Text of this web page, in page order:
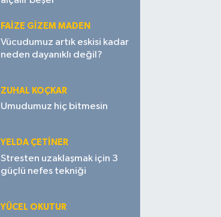
FAIZE GIZEM MADEN
Vücudumuz artık eskisi kadar
neden dayanıklı değil?
ZUHAL KOÇKAR
Umudumuz hiç bitmesin
YELDA ÇETİNER
Stresten uzaklaşmak için 3
güçlü nefes tekniği
YÜCEL OKUTUR